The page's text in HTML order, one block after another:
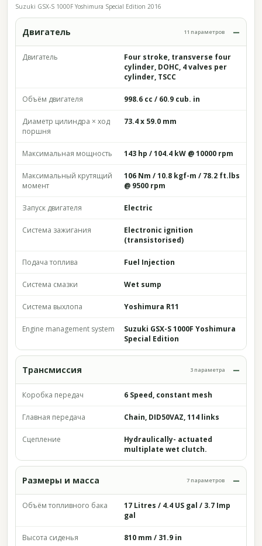
Suzuki GSX-S 1000F Yoshimura Special Edition 2016
Двигатель 11 параметров
Двигатель
Four stroke, transverse four
cylinder, DOHC, 4 valves per
cylinder, TSCC
Объём двигателя 998.6 cc / 60.9 cub. in
Диаметр цилиндра × ход
поршня
73.4 x 59.0 mm
Максимальная мощность 143 hp / 104.4 kW @ 10000 rpm
Максимальный крутящий
момент
106 Nm / 10.8 kgf-m / 78.2 ft.lbs
@ 9500 rpm
Запуск двигателя Electric
Система зажигания
Electronic ignition
(transistorised)
Подача топлива Fuel Injection
Система смазки Wet sump
Система выхлопа Yoshimura R11
Engine management system
Suzuki GSX-S 1000F Yoshimura
Special Edition
Трансмиссия 3 параметра
Коробка передач 6 Speed, constant mesh
Главная передача Chain, DID50VAZ, 114 links
Сцепление
Hydraulically- actuated
multiplate wet clutch.
Размеры и масса 7 параметров
Объём топливного бака
17 Litres / 4.4 US gal / 3.7 Imp
gal
Высота сиденья 810 mm / 31.9 in